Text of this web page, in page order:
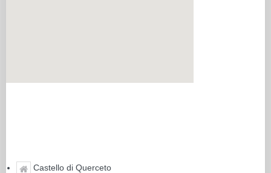
Castello di Querceto